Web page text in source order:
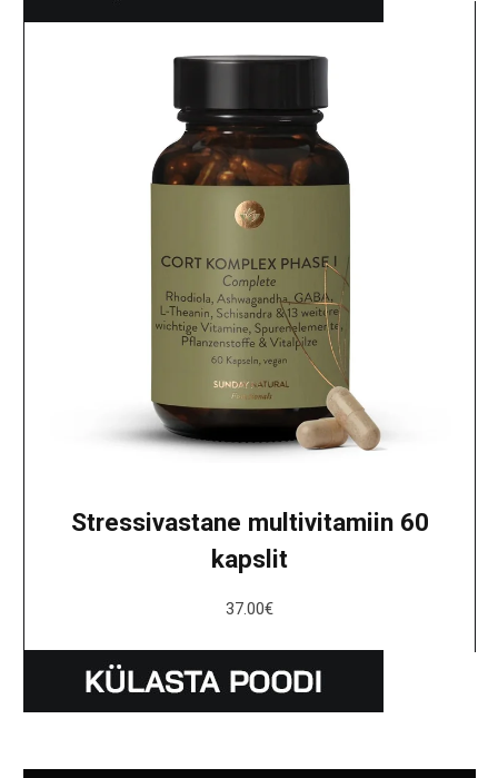
Stressivastane multivitamiin 60
kapslit
37.00€